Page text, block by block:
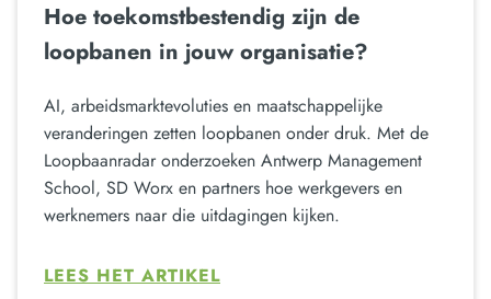
Hoe toekomstbestendig zijn de
loopbanen in jouw organisatie?
AI, arbeidsmarktevoluties en maatschappelijke
veranderingen zetten loopbanen onder druk. Met de
Loopbaanradar onderzoeken Antwerp Management
School, SD Worx en partners hoe werkgevers en
werknemers naar die uitdagingen kijken.
LEES HET ARTIKEL